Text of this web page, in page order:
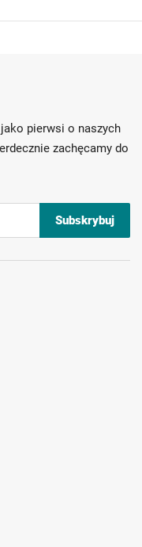
pierwsi o naszych
zachęcamy do
Subskrybuj